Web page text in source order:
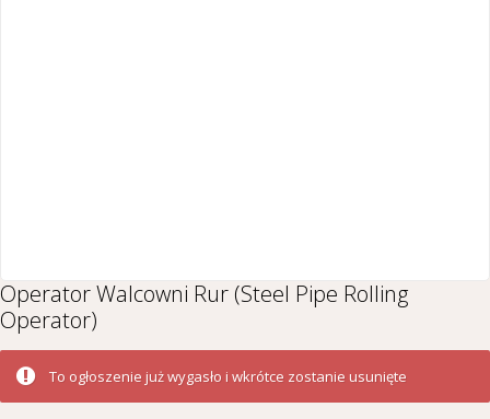
Operator Walcowni Rur (Steel Pipe Rolling
Operator)
To ogłoszenie już wygasło i wkrótce zostanie usunięte